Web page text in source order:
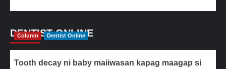
DENTIST ONLINE
Column Dentist Online
Tooth decay ni baby maiiwasan kapag maagap si